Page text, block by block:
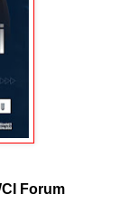
Forum